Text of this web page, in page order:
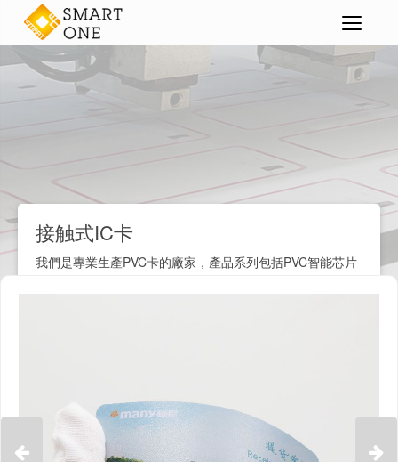
> 智能卡 >
接触式IC卡
我們是專業生產PVC卡的廠家，產品系列包括PVC智能芯片
用于金融、交通、通讯、商业、教育、医疗、社保和旅游娱
 